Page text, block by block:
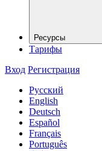
Ресурсы
Тарифы
Вход Регистрация
Русский
English
Deutsch
Español
Français
Português